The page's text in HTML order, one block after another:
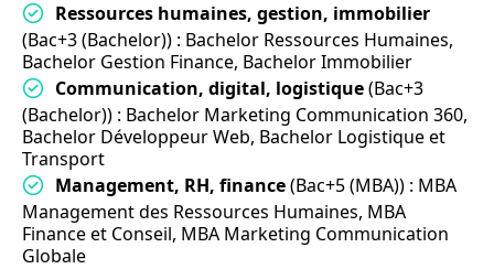
Ressources humaines, gestion, immobilier
(Bac+3 (Bachelor)) : Bachelor Ressources Humaines,
Bachelor Gestion Finance, Bachelor Immobilier
Communication, digital, logistique(Bac+3
(Bachelor)) : Bachelor Marketing Communication 360,
Bachelor Développeur Web, Bachelor Logistique et
Transport
Management, RH, finance(Bac+5 (MBA)) : MBA
Management des Ressources Humaines, MBA
Finance et Conseil, MBA Marketing Communication
Globale